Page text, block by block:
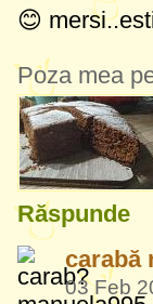
😊
Poza mea
Răspunde
carabă
03 Feb